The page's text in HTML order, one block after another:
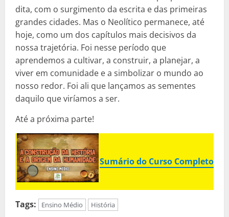
dita, com o surgimento da escrita e das primeiras
grandes cidades. Mas o Neolítico permanece, até
hoje, como um dos capítulos mais decisivos da
nossa trajetória. Foi nesse período que
aprendemos a cultivar, a construir, a planejar, a
viver em comunidade e a simbolizar o mundo ao
nosso redor. Foi ali que lançamos as sementes
daquilo que viríamos a ser.
Até a próxima parte!
Sumário do Curso Completo
Tags: Ensino Médio História